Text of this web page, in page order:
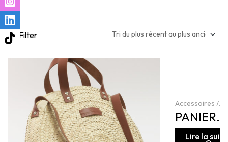
Filter
Accessoires /
Panier
PANIER
CHACHA
Lire la suite